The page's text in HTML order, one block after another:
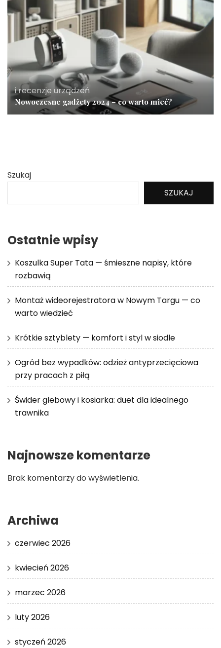
i recenzje urządzeń
Nowoczesne gadżety 2024 – co warto mieć?
Szukaj
SZUKAJ
Ostatnie wpisy
Koszulka Super Tata — śmieszne napisy, które
rozbawią
Montaż wideorejestratora w Nowym Targu — co
warto wiedzieć
Krótkie sztyblety — komfort i styl w siodle
Ogród bez wypadków: odzież antyprzecięciowa
przy pracach z piłą
Świder glebowy i kosiarka: duet dla idealnego
trawnika
Najnowsze komentarze
Brak komentarzy do wyświetlenia.
Archiwa
czerwiec 2026
kwiecień 2026
marzec 2026
luty 2026
styczeń 2026